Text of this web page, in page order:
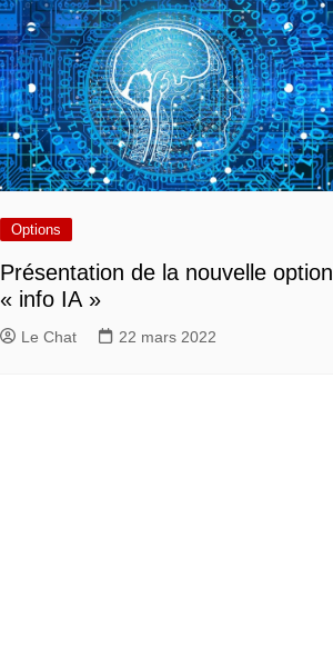
Options
Présentation de la nouvelle option
« info IA »
Le Chat 22 mars 2022